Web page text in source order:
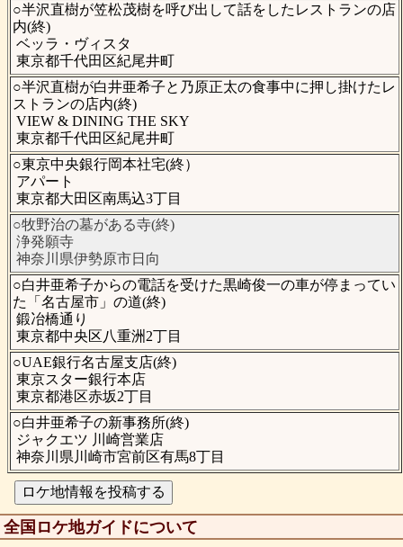
○半沢直樹が笠松茂樹を呼び出して話をしたレストランの店
内(終)
ベッラ・ヴィスタ
東京都千代田区紀尾井町
○半沢直樹が白井亜希子と乃原正太の食事中に押し掛けたレ
ストランの店内(終)
VIEW & DINING THE SKY
東京都千代田区紀尾井町
○東京中央銀行岡本社宅(終）
アパート
東京都大田区南馬込3丁目
○牧野治の墓がある寺(終)
浄発願寺
神奈川県伊勢原市日向
○白井亜希子からの電話を受けた黒崎俊一の車が停まってい
た「名古屋市」の道(終)
鍛冶橋通り
東京都中央区八重洲2丁目
○UAE銀行名古屋支店(終)
東京スター銀行本店
東京都港区赤坂2丁目
○白井亜希子の新事務所(終)
ジャクエツ 川崎営業店
神奈川県川崎市宮前区有馬8丁目
全国ロケ地ガイドについて